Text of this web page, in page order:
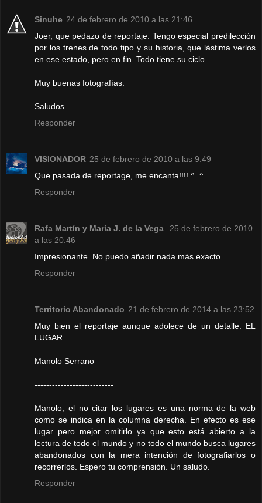
Sinuhe 24 de febrero de 2010 a las 21:46
Joer, que pedazo de reportaje. Tengo especial predilección
por los trenes de todo tipo y su historia, que lástima verlos
en ese estado, pero en fin. Todo tiene su ciclo.
Muy buenas fotografías.
Saludos
Responder
VISIONADOR 25 de febrero de 2010 a las 9:49
Que pasada de reportage, me encanta!!!! ^_^
Responder
Rafa Martín y Maria J. de la Vega
25 de febrero de 2010
a las 20:46
Impresionante. No puedo añadir nada más exacto.
Responder
Territorio Abandonado 21 de febrero de 2014 a las 23:52
Muy bien el reportaje aunque adolece de un detalle. EL
LUGAR.
Manolo Serrano
---------------------------
Manolo, el no citar los lugares es una norma de la web
como se indica en la columna derecha. En efecto es ese
lugar pero mejor omitirlo ya que esto está abierto a la
lectura de todo el mundo y no todo el mundo busca lugares
abandonados con la mera intención de fotografiarlos o
recorrerlos. Espero tu comprensión. Un saludo.
Responder